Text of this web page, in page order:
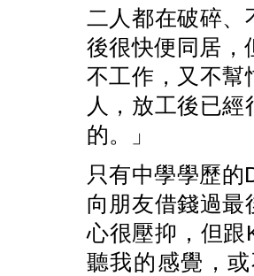
二人都在破碎、
後很快便同居，
不工作，又不幫
人，放工後已
的。」
只有中學學歷
向朋友借錢過最
心很壓抑，但跟
聽我的感覺，